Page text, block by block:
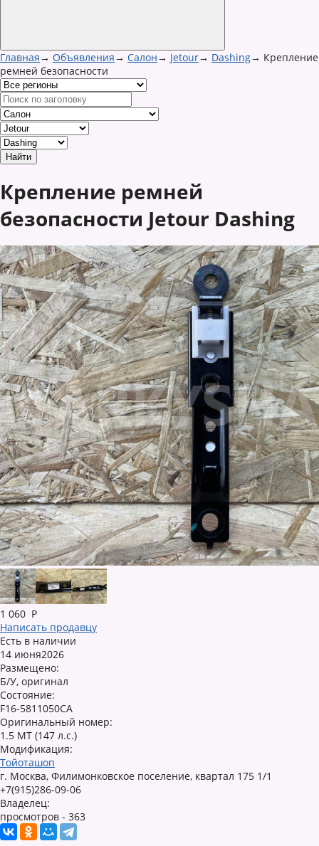
Главная→ Объявления→ Салон→ Jetour→ Dashing→ Крепление
ремней безопасности
Крепление ремней
безопасности Jetour Dashing
1 060 Р
Написать продавцу
Есть в наличии
14 июня2026
Размещено:
Б/У, оригинал
Состояние:
F16-5811050CA
Оригинальный номер:
1.5 MT (147 л.с.)
Модификация:
Тойоташоп
г. Москва, Филимонковское поселение, квартал 175 1/1
+7(915)286-09-06
Владелец:
просмотров - 363